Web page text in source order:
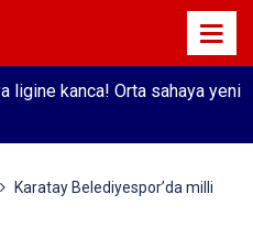
ligine kanca! Orta sahaya yeni
Karatay Belediyespor’da milli